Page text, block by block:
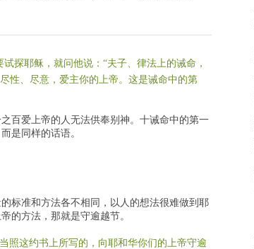
试探耶稣，就问他说：“夫子、律法上的诫命，
性、尽意，爱主你的上帝。这是诫命中的第
百爱上帝的人无法供奉别神。十诫命中的第一
是同样的话语。
标准和方法各不相同，以人的想法很难做到耶
的方法，那就是守逾越节。
照这约书上所写的，向耶和华你们的上帝守逾